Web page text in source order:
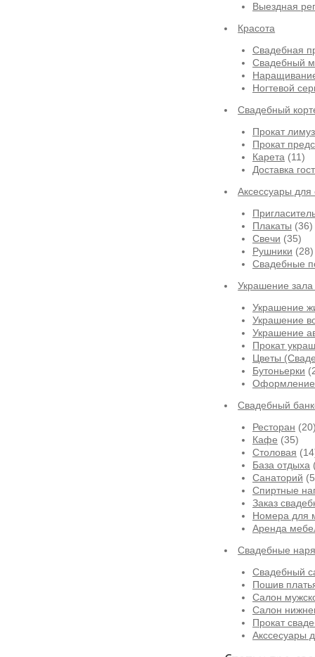
Выездная
Красота
Свадебная
Свадебный
Ногтевой
Свадебный
Прокат
Прокат
Карета (11)
Доставка
Аксессуары для
Плакаты (36)
Свечи (35)
Рушники (28)
Свадебные
Украшение
Украшение
Украшение
Украшение
Прокат
Цветы
Бутоньерки
Оформление
Свадебный
Ресторан
Кафе (35)
Столовая
База отдыха
Санаторий
Спиртные
Заказ
Номера для
Аренда
Свадебные
Свадебный
Пошив
Салон
Салон
Прокат
Акссесуары